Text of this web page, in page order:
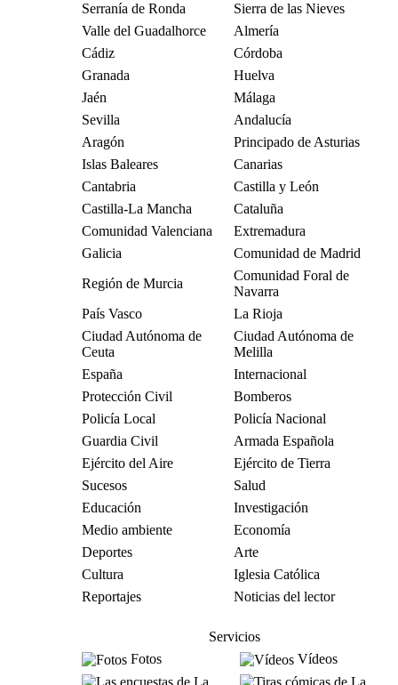
Serranía de Ronda
Sierra de las Nieves
Valle del Guadalhorce
Almería
Cádiz
Córdoba
Granada
Huelva
Jaén
Málaga
Sevilla
Andalucía
Aragón
Principado de Asturias
Islas Baleares
Canarias
Cantabria
Castilla y León
Castilla-La Mancha
Cataluña
Comunidad Valenciana
Extremadura
Galicia
Comunidad de Madrid
Región de Murcia
Comunidad Foral de
Navarra
País Vasco
La Rioja
Ciudad Autónoma de
Ceuta
Ciudad Autónoma de
Melilla
España
Internacional
Protección Civil
Bomberos
Policía Local
Policía Nacional
Guardia Civil
Armada Española
Ejército del Aire
Ejército de Tierra
Sucesos
Salud
Educación
Investigación
Medio ambiente
Economía
Deportes
Arte
Cultura
Iglesia Católica
Reportajes
Noticias del lector
Servicios
Fotos
Vídeos